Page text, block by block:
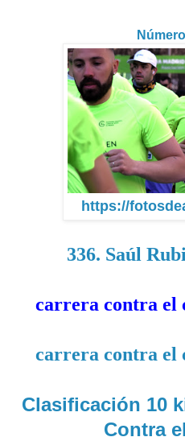
https://
336. Saúl
carrera contra el
carrera contra el
Clasificación 10
Contra